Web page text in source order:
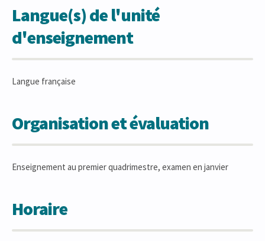
Langue(s) de l'unité
d'enseignement
Langue française
Organisation et évaluation
Enseignement au premier quadrimestre, examen en janvier
Horaire